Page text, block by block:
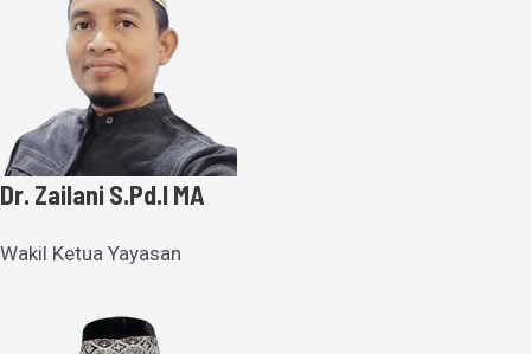
Dr. Zailani S.Pd.I MA
Wakil Ketua Yayasan